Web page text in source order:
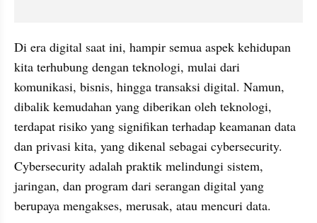
Di era digital saat ini, hampir semua aspek kehidupan
kita terhubung dengan teknologi, mulai dari
komunikasi, bisnis, hingga transaksi digital. Namun,
dibalik kemudahan yang diberikan oleh teknologi,
terdapat risiko yang signifikan terhadap keamanan data
dan privasi kita, yang dikenal sebagai cybersecurity.
Cybersecurity adalah praktik melindungi sistem,
jaringan, dan program dari serangan digital yang
berupaya mengakses, merusak, atau mencuri data.